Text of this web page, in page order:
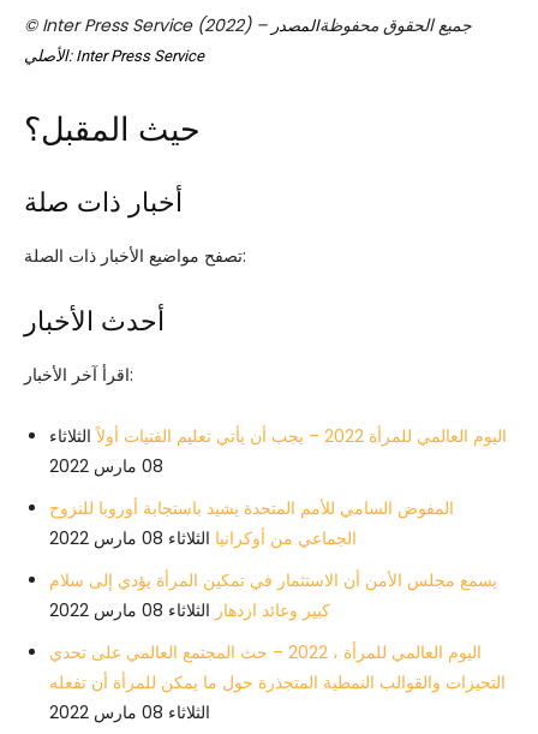
© Inter Press Service (2022) – جميع الحقوق محفوظةالمصدر
الأصلي: Inter Press Service
حيث المقبل؟
أخبار ذات صلة
تصفح مواضيع الأخبار ذات الصلة:
أحدث الأخبار
اقرأ آخر الأخبار:
اليوم العالمي للمرأة 2022 – يجب أن يأتي تعليم الفتيات أولاً
الثلاثاء
08 مارس 2022
المفوض السامي للأمم المتحدة يشيد باستجابة أوروبا للنزوح
الجماعي من أوكرانيا الثلاثاء 08 مارس 2022
يسمع مجلس الأمن أن الاستثمار في تمكين المرأة يؤدي إلى سلام
كبير وعائد ازدهار الثلاثاء 08 مارس 2022
اليوم العالمي للمرأة ، 2022 – حث المجتمع العالمي على تحدي
التحيزات والقوالب النمطية المتجذرة حول ما يمكن للمرأة أن تفعله
الثلاثاء 08 مارس 2022